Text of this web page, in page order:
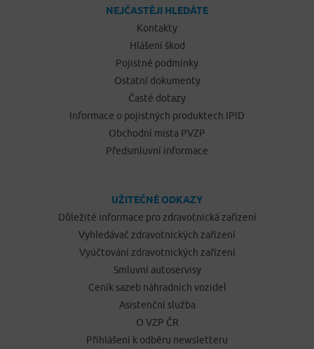
NEJČASTĚJI HLEDÁTE
Kontakty
Hlášení škod
Pojistné podmínky
Ostatní dokumenty
Časté dotazy
Informace o pojistných produktech IPID
Obchodní místa PVZP
Předsmluvní informace
UŽITEČNÉ ODKAZY
Důležité informace pro zdravotnická zařízení
Vyhledávač zdravotnických zařízení
Vyúčtování zdravotnických zařízení
Smluvní autoservisy
Ceník sazeb náhradních vozidel
Asistenční služba
O VZP ČR
Přihlášení k odběru newsletteru